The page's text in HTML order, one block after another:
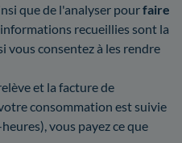
que de l'analyser pourfaire
informations recueillies sont la
vous consentez à les rendre
et la facture de
consommation est suivie
vous payez ce que